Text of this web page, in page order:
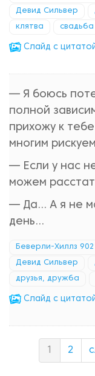
Девид Сильвер
клятва свадьба
Cлайд с
— Я боюсь
полной
прихожу к
многим
— Если у нас
можем
— Да… А я не
день…
Беверли-Хиллз
Девид Сильвер
друзья, дружба
Cлайд с
2